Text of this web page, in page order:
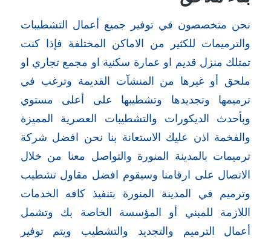
نحن متخصصون في توفير جميع أعمال التشطيبات
والترميمات للكثير من الاماكن المختلفة فإذا كنت
تمتلك منزل قديم او عمارة سكنية او مجمع تجاري او
ملحق أو غيرها من المنشآت القديمة وترغب في
ترميمها وتجديدها وتشطيبها على أعلى مستوي
وبأحدث الديكورات والتشطيبات العصرية المميزة
والفخمة اذن عليك الاستعانة بنا نحن افضل شركة
ترميمات بالمدينة المنورة والتواصل معنا من خلال
الاتصال على ارقامنا وسيقوم افضل مقاول تشطيب
وترميم في المدينة المنورة بتنفيذ كافه الخدمات
اللازمة للمبني أو المؤسسة الخاصة بك وتشمل
أعمال الترميم والتجديد والتشطيب ويتم توفير